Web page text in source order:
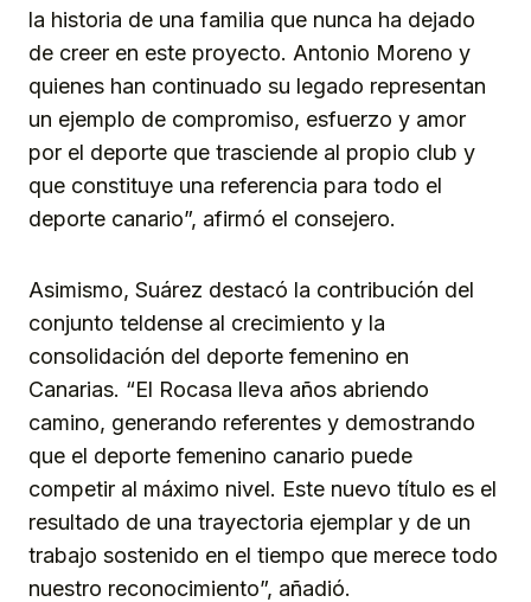
la historia de una familia que nunca ha dejado
de creer en este proyecto. Antonio Moreno y
quienes han continuado su legado representan
un ejemplo de compromiso, esfuerzo y amor
por el deporte que trasciende al propio club y
que constituye una referencia para todo el
deporte canario”, afirmó el consejero.
Asimismo, Suárez destacó la contribución del
conjunto teldense al crecimiento y la
consolidación del deporte femenino en
Canarias. “El Rocasa lleva años abriendo
camino, generando referentes y demostrando
que el deporte femenino canario puede
competir al máximo nivel. Este nuevo título es el
resultado de una trayectoria ejemplar y de un
trabajo sostenido en el tiempo que merece todo
nuestro reconocimiento”, añadió.